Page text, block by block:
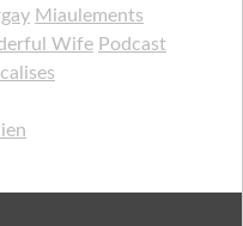
Miaulements
Wife Podcast